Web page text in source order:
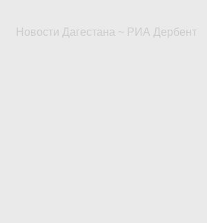
Новости Дагестана ~ РИА Дербент